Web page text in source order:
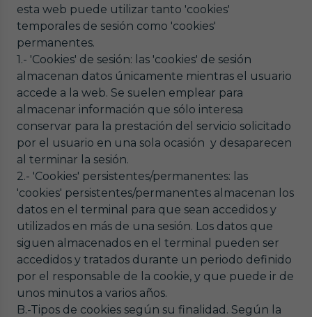
esta web puede utilizar tanto 'cookies'
temporales de sesión como 'cookies'
permanentes.
1.- 'Cookies' de sesión: las 'cookies' de sesión
almacenan datos únicamente mientras el usuario
accede a la web. Se suelen emplear para
almacenar información que sólo interesa
conservar para la prestación del servicio solicitado
por el usuario en una sola ocasión y desaparecen
al terminar la sesión.
2.- 'Cookies' persistentes/permanentes: las
'cookies' persistentes/permanentes almacenan los
datos en el terminal para que sean accedidos y
utilizados en más de una sesión. Los datos que
siguen almacenados en el terminal pueden ser
accedidos y tratados durante un periodo definido
por el responsable de la cookie, y que puede ir de
unos minutos a varios años.
B.-Tipos de cookies según su finalidad. Según la